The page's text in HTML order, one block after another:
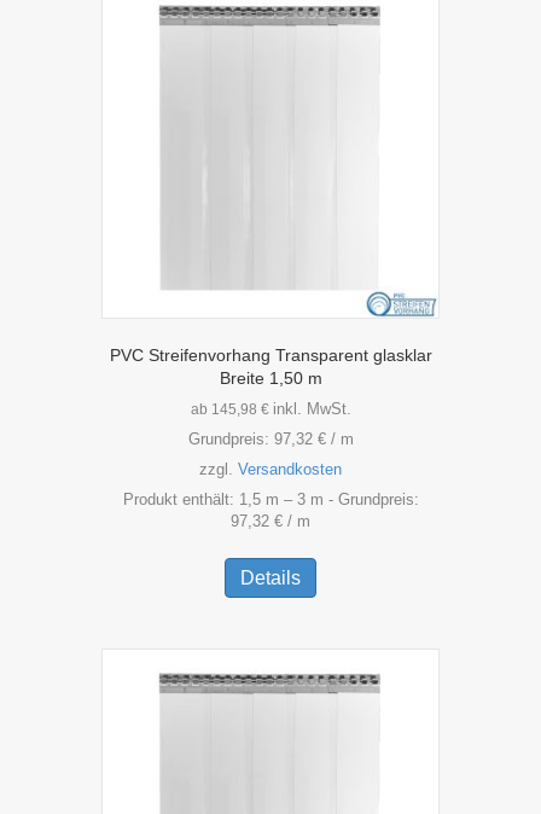
Die
PVC Streifenvorhang Transparent glasklar
Breite 1,50 m
ab 145,98 € inkl. MwSt.
Grundpreis: 97,32 €/ m
zzgl. Versandkosten
Produkt enthält: 1,5 m – 3 m - Grundpreis:
97,32 € / m
Details
weist
Varianten
auf.
Die